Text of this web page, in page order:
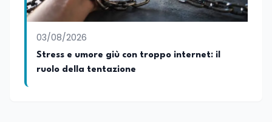
03/08/2026
Stress e umore giù con troppo internet: il
ruolo della tentazione